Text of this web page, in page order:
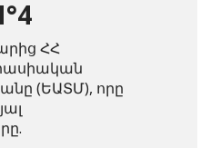
ՀՀ
(ԵԱՏՄ), որը